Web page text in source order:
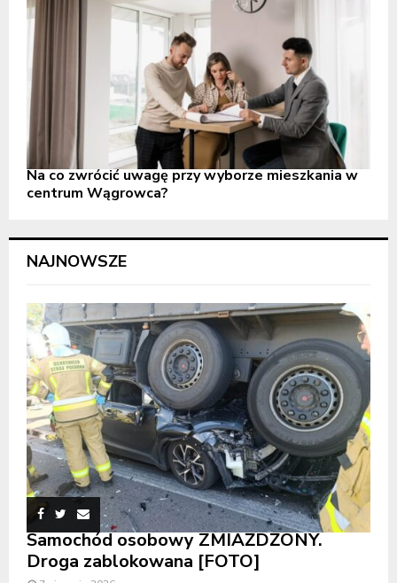
Na co zwrócić uwagę przy wyborze mieszkania w
centrum Wągrowca?
NAJNOWSZE
Samochód osobowy ZMIAŻDŻONY.
Droga zablokowana [FOTO]